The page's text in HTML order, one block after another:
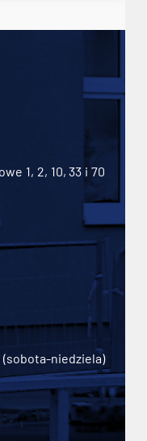
1, 2, 10, 33 i 70
niedziela)